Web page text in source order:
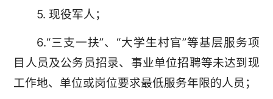
5. 现役军人；
6.“三支一扶”、“大学生村官”等基层服务项
目人员及公务员招录、事业单位招聘等未达到现
工作地、单位或岗位要求最低服务年限的人员；